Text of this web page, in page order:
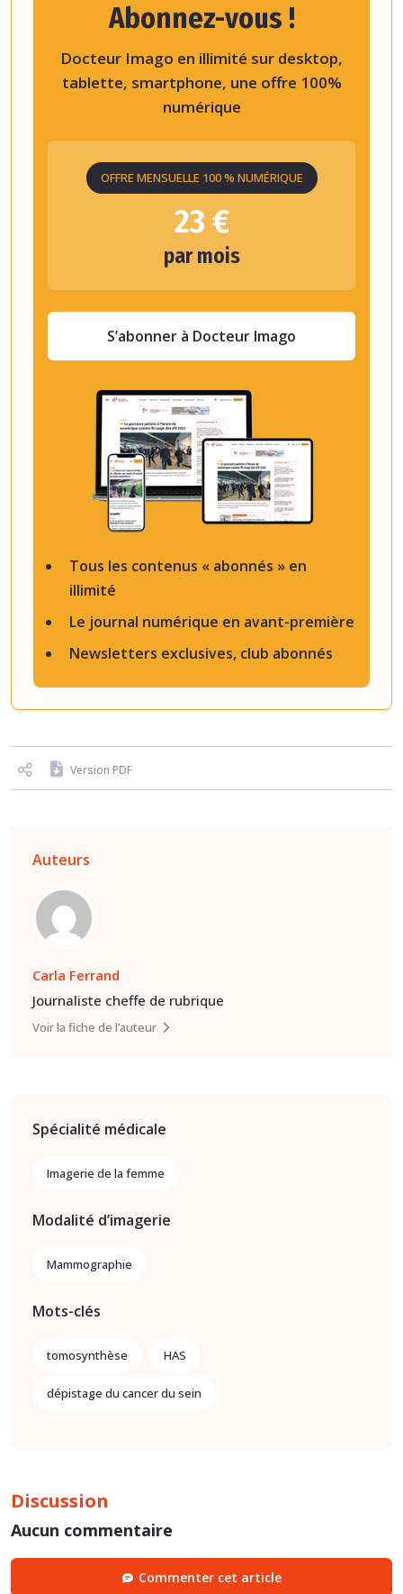
Tous les contenus « abonnés » en
illimité
Le journal numérique en avant-première
Newsletters exclusives, club abonnés
Abonnez-vous !
Docteur Imago en illimité sur desktop,
tablette, smartphone, une offre 100%
numérique
OFFRE MENSUELLE 100 % NUMÉRIQUE
23 €
par mois
S’abonner à Docteur Imago
Version PDF
Auteurs
Carla Ferrand
Journaliste cheffe de rubrique
Voir la fiche de l’auteur
Spécialité médicale
Imagerie de la femme
Modalité d’imagerie
Mammographie
Mots-clés
tomosynthèse HAS
dépistage du cancer du sein
Discussion
Aucun commentaire
Commenter cet article